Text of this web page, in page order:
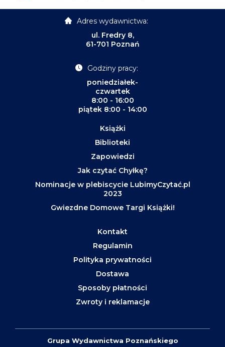
Adres wydawnictwa:
ul. Fredry 8,
61-701 Poznań
Godziny pracy:
poniedziałek-
czwartek
8:00 - 16:00
piątek 8:00 - 14:00
Książki
Biblioteki
Zapowiedzi
Jak czytać Chyłkę?
Nominacje w plebiscycie LubimyCzytać.pl
2023
Gwiezdne Domowe Targi Książki!
Kontakt
Regulamin
Polityka prywatności
Dostawa
Sposoby płatności
Zwroty i reklamacje
Grupa Wydawnictwa Poznańskiego